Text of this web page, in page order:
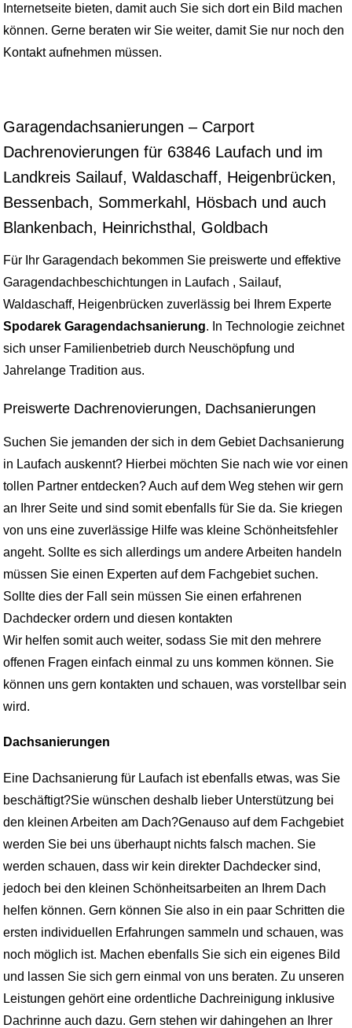
Internetseite bieten, damit auch Sie sich dort ein Bild machen
können. Gerne beraten wir Sie weiter, damit Sie nur noch den
Kontakt aufnehmen müssen.
Garagendachsanierungen – Carport
Dachrenovierungen für 63846 Laufach und im
Landkreis Sailauf, Waldaschaff, Heigenbrücken,
Bessenbach, Sommerkahl, Hösbach und auch
Blankenbach, Heinrichsthal, Goldbach
Für Ihr Garagendach bekommen Sie preiswerte und effektive
Garagendachbeschichtungen in Laufach , Sailauf,
Waldaschaff, Heigenbrücken zuverlässig bei Ihrem Experte
Spodarek Garagendachsanierung. In Technologie zeichnet
sich unser Familienbetrieb durch Neuschöpfung und
Jahrelange Tradition aus.
Preiswerte Dachrenovierungen, Dachsanierungen
Suchen Sie jemanden der sich in dem Gebiet Dachsanierung
in Laufach auskennt? Hierbei möchten Sie nach wie vor einen
tollen Partner entdecken? Auch auf dem Weg stehen wir gern
an Ihrer Seite und sind somit ebenfalls für Sie da. Sie kriegen
von uns eine zuverlässige Hilfe was kleine Schönheitsfehler
angeht. Sollte es sich allerdings um andere Arbeiten handeln
müssen Sie einen Experten auf dem Fachgebiet suchen.
Sollte dies der Fall sein müssen Sie einen erfahrenen
Dachdecker ordern und diesen kontakten
Wir helfen somit auch weiter, sodass Sie mit den mehrere
offenen Fragen einfach einmal zu uns kommen können. Sie
können uns gern kontakten und schauen, was vorstellbar sein
wird.
Dachsanierungen
Eine Dachsanierung für Laufach ist ebenfalls etwas, was Sie
beschäftigt?Sie wünschen deshalb lieber Unterstützung bei
den kleinen Arbeiten am Dach?Genauso auf dem Fachgebiet
werden Sie bei uns überhaupt nichts falsch machen. Sie
werden schauen, dass wir kein direkter Dachdecker sind,
jedoch bei den kleinen Schönheitsarbeiten an Ihrem Dach
helfen können. Gern können Sie also in ein paar Schritten die
ersten individuellen Erfahrungen sammeln und schauen, was
noch möglich ist. Machen ebenfalls Sie sich ein eigenes Bild
und lassen Sie sich gern einmal von uns beraten. Zu unseren
Leistungen gehört eine ordentliche Dachreinigung inklusive
Dachrinne auch dazu. Gern stehen wir dahingehen an Ihrer